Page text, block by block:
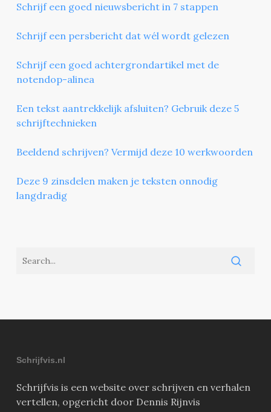
Schrijf een goed nieuwsbericht in 7 stappen
Schrijf een persbericht dat wél wordt gelezen
Schrijf een goed achtergrondartikel met de
notendop-alinea
Een tekst aantrekkelijk afsluiten? Gebruik deze 5
schrijftechnieken
Beeldend schrijven? Vermijd deze 10 werkwoorden
Deze 9 zinsdelen maken je teksten onnodig
langdradig
Schrijfvis.nl
Schrijfvis is een website over schrijven en verhalen
vertellen, opgericht door Dennis Rijnvis